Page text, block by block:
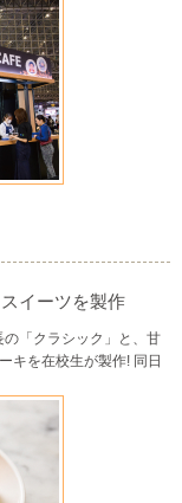
イーツを製作
「クラシック」と、甘
キを在校生が製作! 同日